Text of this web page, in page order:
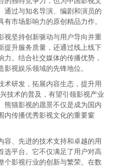
通过与知名导演、编剧和演员的
市场影响力的原创精品力作。
视坚持创新驱动与用户导向并重
提升服务质量，还通过线上线下
。结合社交媒体的传播优势，
视娱乐领域的先锋地位。
术研发，拓展内容生态，提升用
技术的普及，有望引领影视产业
熊猫影视的愿景不仅是成为国内
内传播优秀影视文化的重要窗
容、先进的技术支持和卓越的用
选平台。它不仅满足了用户对高
个影视行业的创新与繁荣。在数